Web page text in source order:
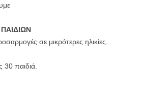
σε μικρότερες ηλικίες.
παιδιά.